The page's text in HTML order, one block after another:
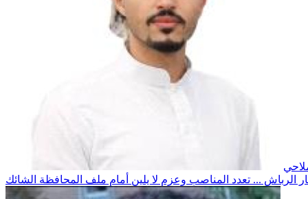
الرباش ... تعدد المناصب وعزم لا يلين أمام ملف المحافظة الشائك